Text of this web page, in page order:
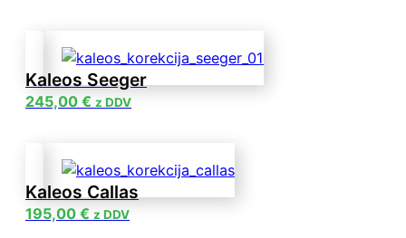
Kaleos Seeger
245,00 € z DDV
Kaleos Callas
195,00 € z DDV